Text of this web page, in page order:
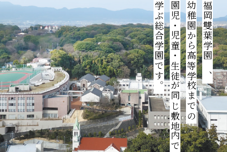
福岡雙葉学園は、
幼稚園から高等学校までの
園児・児童・生徒が同じ敷地内で
学ぶ総合学園です。